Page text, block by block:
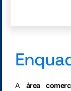
A área